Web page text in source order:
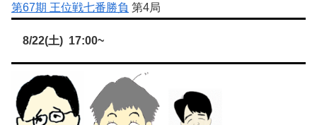
第67期 王位戦七番勝負 第4局
8/22(土) 17:00~